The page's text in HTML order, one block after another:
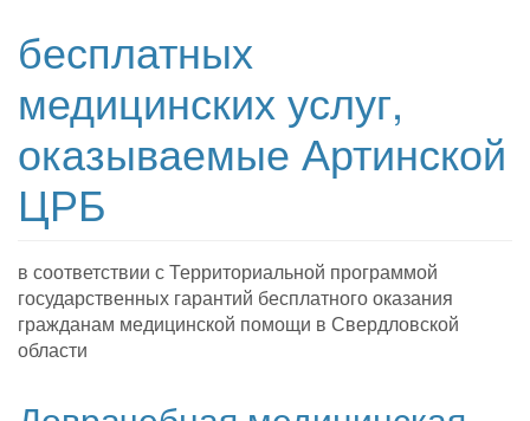
бесплатных
медицинских услуг,
оказываемые Артинской
ЦРБ
в соответствии с Территориальной программой
государственных гарантий бесплатного оказания
гражданам медицинской помощи в Свердловской
области